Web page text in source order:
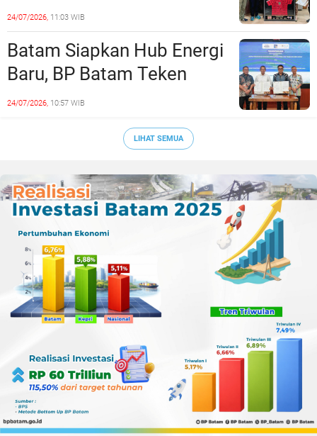
Cetak Generasi Emas
Sepak Bola Kepri
24/07/2026, 11:03 WIB
Batam Siapkan Hub Energi
Baru, BP Batam Teken
Kesepakatan Strategis
24/07/2026, 10:57 WIB
LIHAT SEMUA